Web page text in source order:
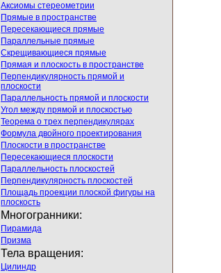
Аксиомы стереометрии
Прямые в пространстве
Пересекающиеся прямые
Параллельные прямые
Скрещивающиеся прямые
Прямая и плоскость в пространстве
Перпендикулярность прямой и
плоскости
Параллельность прямой и плоскости
Угол между прямой и плоскостью
Теорема о трех перпендикулярах
Формула двойного проектирования
Плоскости в пространстве
Пересекающиеся плоскости
Параллельность плоскостей
Перпендикулярность плоскостей
Площадь проекции плоской фигуры на
плоскость
Многогранники:
Пирамида
Призма
Тела вращения:
Цилиндр